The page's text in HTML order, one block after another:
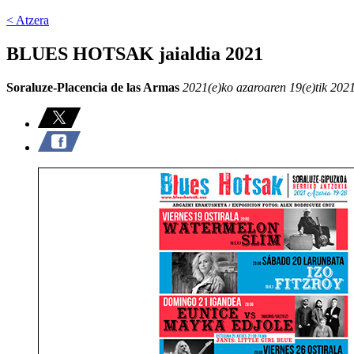
< Atzera
BLUES HOTSAK jaialdia 2021
Soraluze-Placencia de las Armas 2021(e)ko azaroaren 19(e)tik